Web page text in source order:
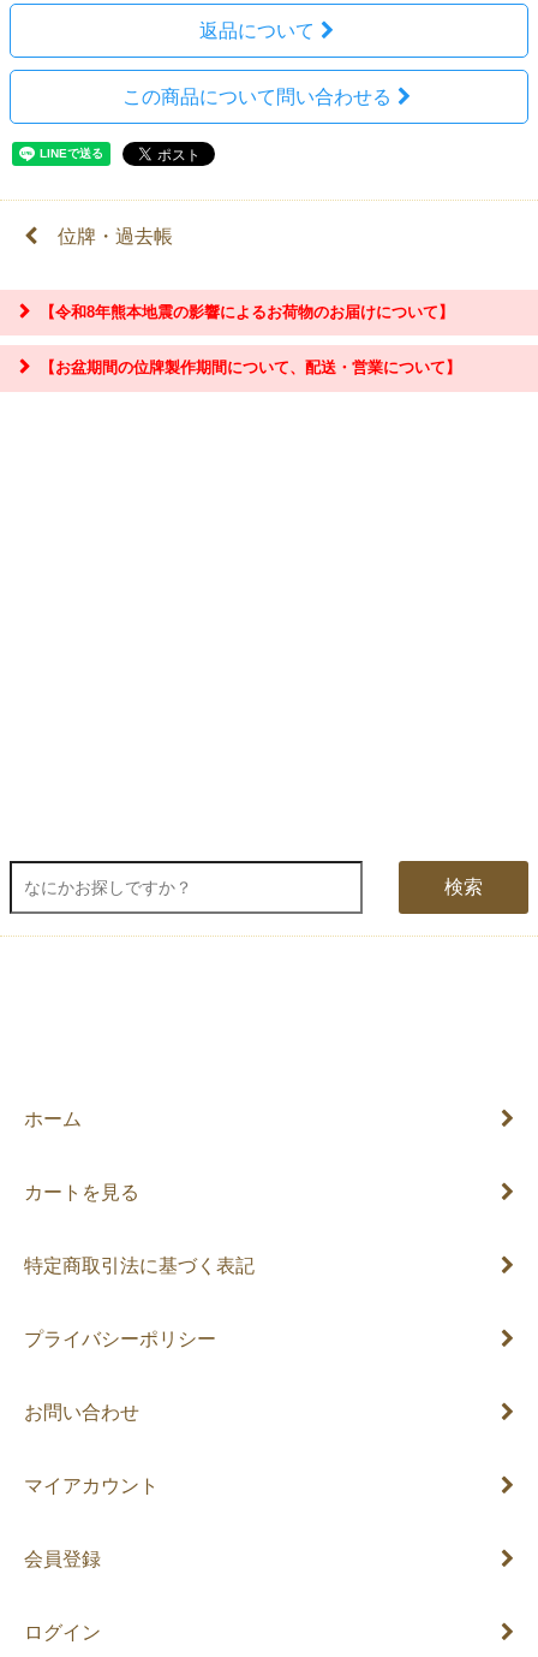
返品について
この商品について問い合わせる
位牌・過去帳
【令和8年熊本地震の影響によるお荷物のお届けについて】
【お盆期間の位牌製作期間について、配送・営業について】
検索
ホーム
カートを見る
特定商取引法に基づく表記
プライバシーポリシー
お問い合わせ
マイアカウント
会員登録
ログイン